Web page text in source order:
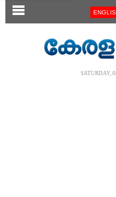
SECTIONS
SATURDAY,